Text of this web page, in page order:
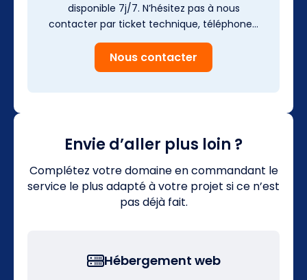
disponible 7j/7. N’hésitez pas à nous
contacter par ticket technique, téléphone…
Nous contacter
Envie d’aller plus loin ?
Complétez votre domaine en commandant le
service le plus adapté à votre projet si ce n’est
pas déjà fait.
Hébergement web